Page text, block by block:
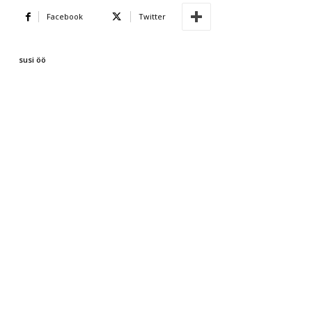
Facebook Twitter
susi öö